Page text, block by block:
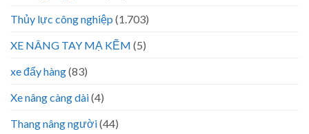
Thủy lực công nghiệp (1.703)
XE NÂNG TAY MẠ KẼM (5)
xe đẩy hàng(83)
Xe nâng càng dài(4)
Thang nâng người(44)